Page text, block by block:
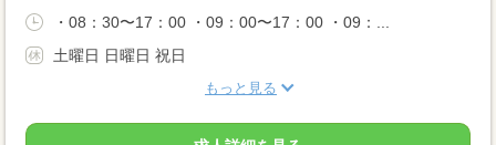
・08：30〜17：00 ・09：00〜17：00 ・09：...
土曜日 日曜日 祝日
もっと見る